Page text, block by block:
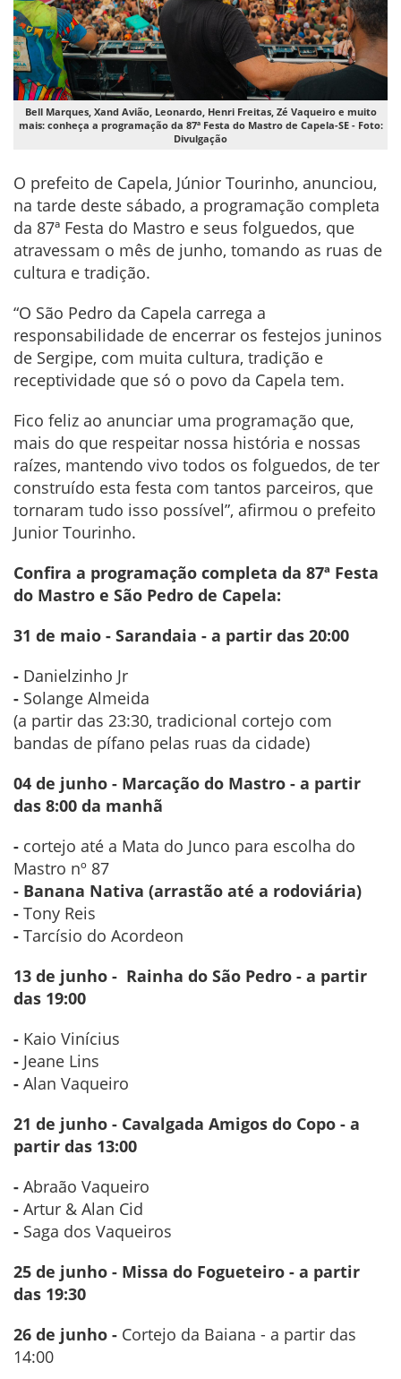
Bell Marques, Xand Avião, Leonardo, Henri Freitas, Zé Vaqueiro e muito
mais: conheça a programação da 87ª Festa do Mastro de Capela-SE - Foto:
Divulgação
O prefeito de Capela, Júnior Tourinho, anunciou,
na tarde deste sábado, a programação completa
da 87ª Festa do Mastro e seus folguedos, que
atravessam o mês de junho, tomando as ruas de
cultura e tradição.
“O São Pedro da Capela carrega a
responsabilidade de encerrar os festejos juninos
de Sergipe, com muita cultura, tradição e
receptividade que só o povo da Capela tem.
Fico feliz ao anunciar uma programação que,
mais do que respeitar nossa história e nossas
raízes, mantendo vivo todos os folguedos, de ter
construído esta festa com tantos parceiros, que
tornaram tudo isso possível”, afirmou o prefeito
Junior Tourinho.
Confira a programação completa da 87ª Festa
do Mastro e São Pedro de Capela:
31 de maio - Sarandaia - a partir das 20:00
- Danielzinho Jr
- Solange Almeida
(a partir das 23:30, tradicional cortejo com
bandas de pífano pelas ruas da cidade)
04 de junho - Marcação do Mastro - a partir
das 8:00 da manhã
- cortejo até a Mata do Junco para escolha do
Mastro nº 87
- Banana Nativa (arrastão até a rodoviária)
- Tony Reis
- Tarcísio do Acordeon
13 de junho - Rainha do São Pedro - a partir
das 19:00
- Kaio Vinícius
- Jeane Lins
- Alan Vaqueiro
21 de junho - Cavalgada Amigos do Copo - a
partir das 13:00
- Abraão Vaqueiro
- Artur & Alan Cid
- Saga dos Vaqueiros
25 de junho - Missa do Fogueteiro - a partir
das 19:30
26 de junho - Cortejo da Baiana - a partir das
14:00